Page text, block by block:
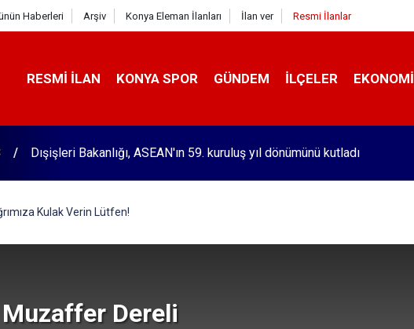
Haberleri Arşiv Konya Eleman İlanları İlan ver Resmi İlanlar
RESMI İLAN KONYA SPOR GÜNDEM İLÇELER EKONOMI
Dışişleri Bakanlığı, ASEAN'ın 59. kuruluş yıl dönümünü kutladı
Kulak Verin Lütfen!
Muzaffer Dereli